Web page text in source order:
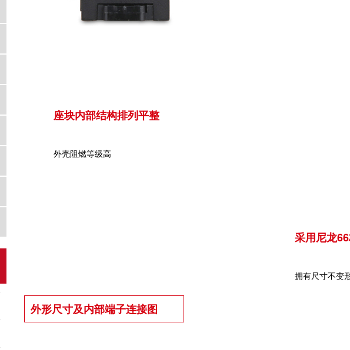
座块内部结构排列平整
外壳阻燃等级高
采用尼龙
拥有尺寸不变
外形尺寸及内部端子连接图